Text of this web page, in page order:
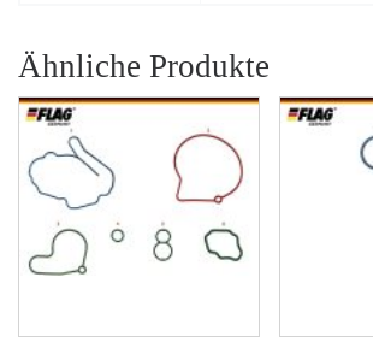
Ähnliche Produkte